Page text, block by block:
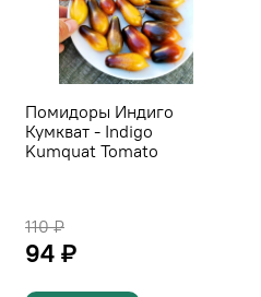
Помидоры Индиго
Кумкват - Indigo
Kumquat Tomato
110 ₽
94 ₽